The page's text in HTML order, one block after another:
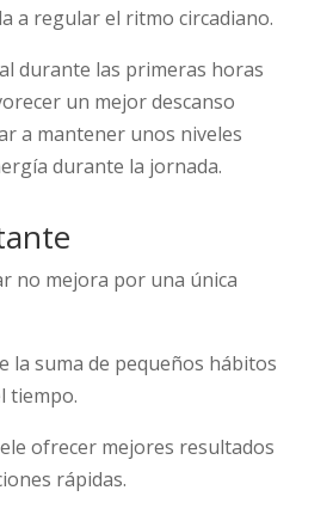
a regular el ritmo circadiano.
durante las primeras horas
un mejor descanso
a mantener unos niveles
durante la jornada.
no mejora por una única
la suma de pequeños hábitos
tiempo.
ofrecer mejores resultados
rápidas.